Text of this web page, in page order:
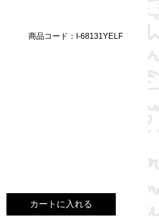
商品コード：I-68131YELF
カートに入れる